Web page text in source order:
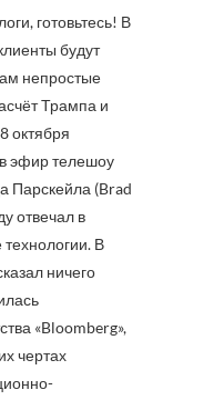
будут
непростые
Трампа и
октября
эфир телешоу
Парскейла (Brad
отвечал в
В
ничего
«Bloomberg»,
чертах